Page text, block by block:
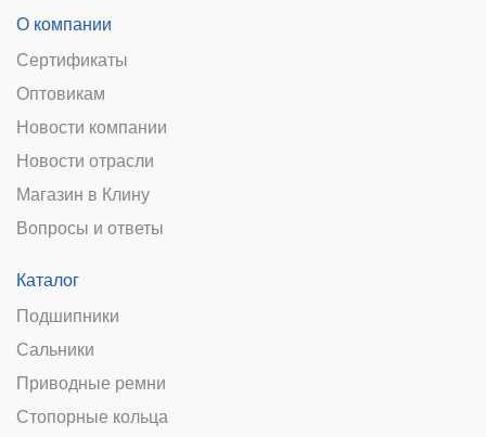
О компании
Сертификаты
Оптовикам
Новости компании
Новости отрасли
Магазин в Клину
Вопросы и ответы
Каталог
Подшипники
Сальники
Приводные ремни
Стопорные кольца